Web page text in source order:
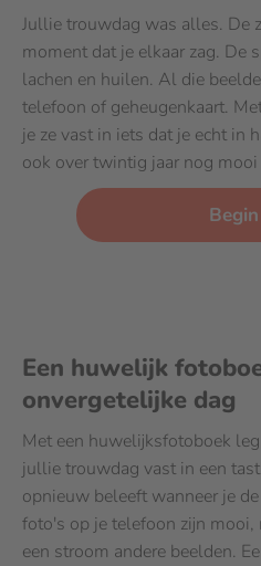
Jullie trouwdag was alles. De
moment dat je elkaar zag. De
lachen en huilen. Al die
telefoon of geheugenkaart.
je ze vast in iets dat je echt in
ook over twintig jaar nog mooi
Een huwelijk
onvergetelijke dag
Met een huwelijksfotoboek
jullie trouwdag vast in een
opnieuw beleeft wanneer je
foto's op je telefoon zijn mooi,
een stroom andere beelden.